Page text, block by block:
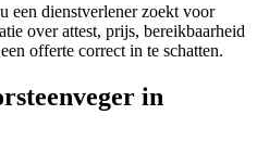
een dienstverlener zoekt voor
over attest, prijs, bereikbaarheid
offerte correct in te schatten.
in